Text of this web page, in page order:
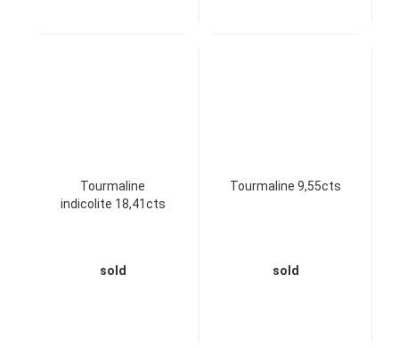
Tourmaline
indicolite 18,41cts
sold
Tourmaline 9,55cts
sold